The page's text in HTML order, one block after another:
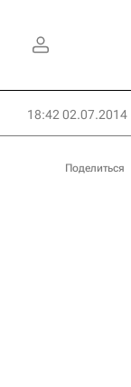
18:42 02.07.2014
Поделиться